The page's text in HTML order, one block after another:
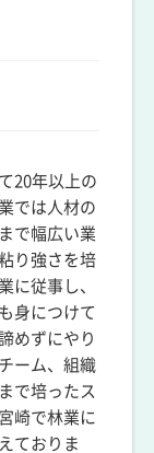
20年以上の
では人材の
で幅広い業
り強さを培
に従事し、
身につけて
めずにやり
ーム、組織
で培ったス
崎で林業に
ておりま